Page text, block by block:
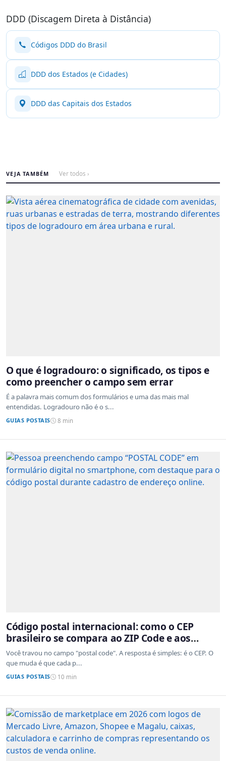
DDD (Discagem Direta à Distância)
Códigos DDD do Brasil
DDD dos Estados (e Cidades)
DDD das Capitais dos Estados
VEJA TAMBÉM Ver todos ›
O que é logradouro: o significado, os tipos e
como preencher o campo sem errar
É a palavra mais comum dos formulários e uma das mais mal
entendidas. Logradouro não é o s...
GUIAS POSTAIS 8 min
Código postal internacional: como o CEP
brasileiro se compara ao ZIP Code e aos
sistemas de outros países
Você travou no campo "postal code". A resposta é simples: é o CEP. O
que muda é que cada p...
GUIAS POSTAIS 10 min